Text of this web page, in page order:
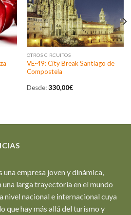
OTROS CIRCUITOS
VE-49: City Break Santiago de
Compostela
Desde:330,00€
empresa joven y dinámica,
larga trayectoria en el mundo
nivel nacional e internacional cuya
que hay más allá del turismo y